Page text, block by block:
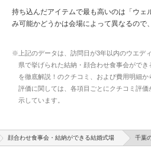
持ち込んだアイテムで最も高いのは「ウェ
み可能かどうかは会場によって異なるので
※上記のデータは、訪問日が3年以内のウエデ
県で挙げられた結納・顔合わせ食事会がで
を徹底解説！のクチコミ、および費用明細
評価に関しては、各項目ごとにクチコミ評
示しています。
顔合わせ食事会・結納ができる結婚式場 千葉